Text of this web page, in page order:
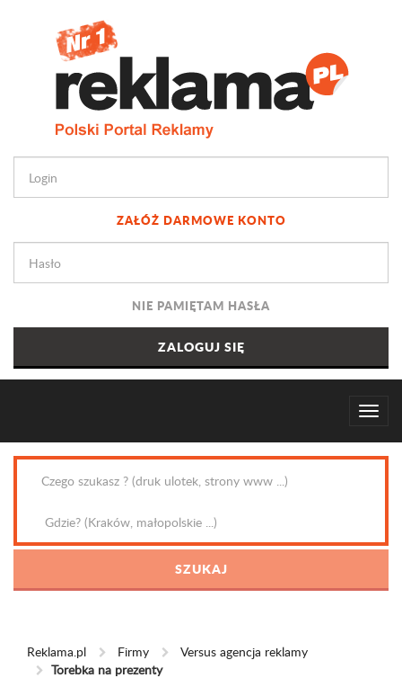
ZAŁÓŻ DARMOWE KONTO
NIE PAMIĘTAM HASŁA
Reklama.pl Firmy
Versus agencja reklamy
Torebka na prezenty